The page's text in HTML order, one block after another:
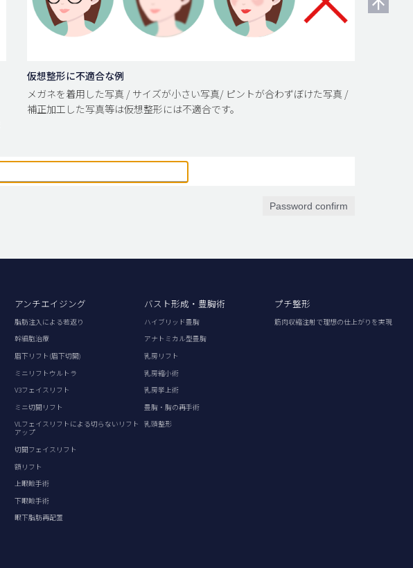
仮想整形に不適合な例
メガネを着用した写真 / サイズが小さい写真/ ピントが合わずぼけた写真 /
補正加工した写真等は仮想整形には不適合です。
Password confirm
アンチエイジング
脂肪注入による若返り
幹細胞治療
眉下リフト(眉下切開)
ミニリフトウルトラ
V3フェイスリフト
ミニ切開リフト
VLフェイスリフトによる切らないリフト
アップ
切開フェイスリフト
額リフト
上眼瞼手術
下眼瞼手術
眼下脂肪再配置
バスト形成・豊胸術
ハイブリッド豊胸
アナトミカル型豊胸
乳房リフト
乳房縮小術
乳房挙上術
豊胸・胸の再手術
乳頭整形
プチ整形
筋肉収縮注射で理想の仕上がりを実現